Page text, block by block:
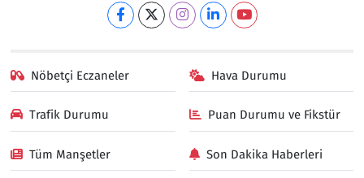
Nöbetçi Eczaneler Hava Durumu
Trafik Durumu Puan Durumu ve Fikstür
Tüm Manşetler Son Dakika Haberleri